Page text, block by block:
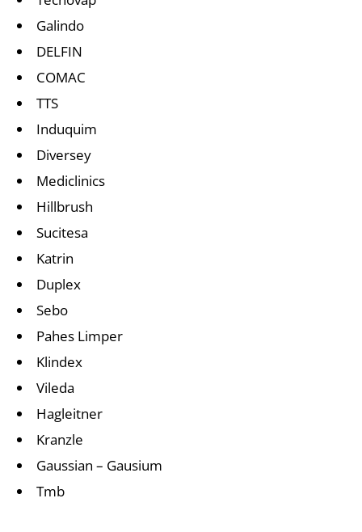
Galindo
DELFIN
COMAC
TTS
Induquim
Diversey
Mediclinics
Hillbrush
Sucitesa
Katrin
Duplex
Sebo
Pahes Limper
Klindex
Vileda
Hagleitner
Kranzle
Gaussian – Gausium
Tmb